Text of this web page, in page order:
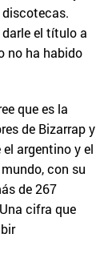
el título a
no ha habido
que es la
de Bizarrap y
el argentino y el
con su
de 267
cifra que